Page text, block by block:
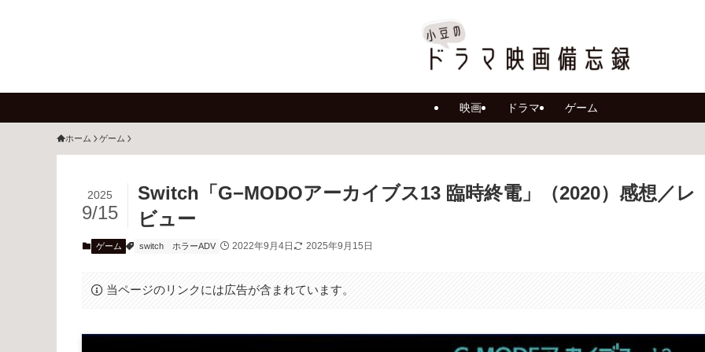
映画 ドラマ ゲーム
ホーム ゲーム
Switch「G−MODOアーカイブス13 臨時終電」（2020）感想／レ
ビュー
2025
9/15
ゲーム switch ホラーADV 2022年9月4日 2025年9月15日
当ページのリンクには広告が含まれています。